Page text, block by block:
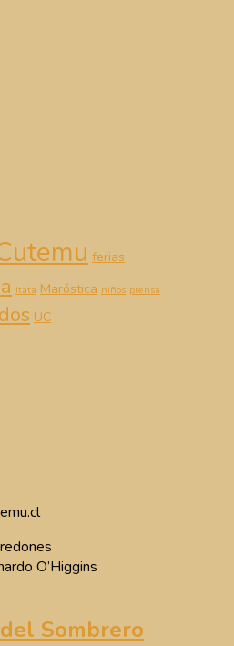
ferias
Itata Maróstica niños prensa
UC
O’Higgins
Sombrero